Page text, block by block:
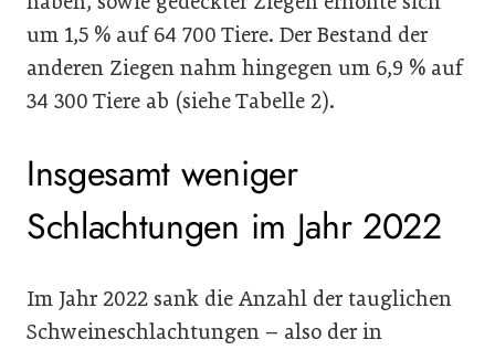
um 1,5 % auf 64 700 Tiere. Der Bestand der
anderen Ziegen nahm hingegen um 6,9 % auf
34 300 Tiere ab (siehe Tabelle 2).
Insgesamt weniger
Schlachtungen im Jahr 2022
Im Jahr 2022 sank die Anzahl der tauglichen
Schweineschlachtungen – also der in